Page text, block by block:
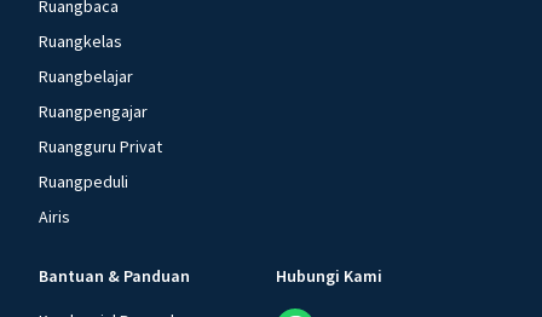
Ruangbaca
Ruangkelas
Ruangbelajar
Ruangpengajar
Ruangguru Privat
Ruangpeduli
Airis
Bantuan & Panduan Hubungi Kami